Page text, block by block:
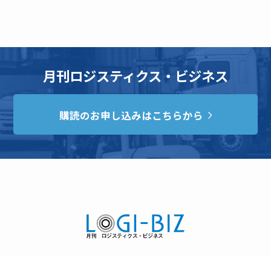
月刊ロジスティクス・ビジネス
購読のお申し込みはこちらから